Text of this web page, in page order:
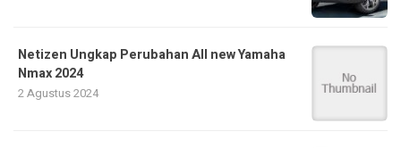
Netizen Ungkap Perubahan All new Yamaha
Nmax 2024
2 Agustus 2024